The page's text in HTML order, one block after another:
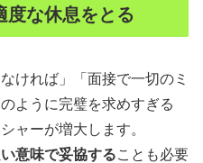
度な休息をとる
ければ」「面接で一切のミ
ように完璧を求めすぎる
ャーが増大します。
意味で妥協することも必要